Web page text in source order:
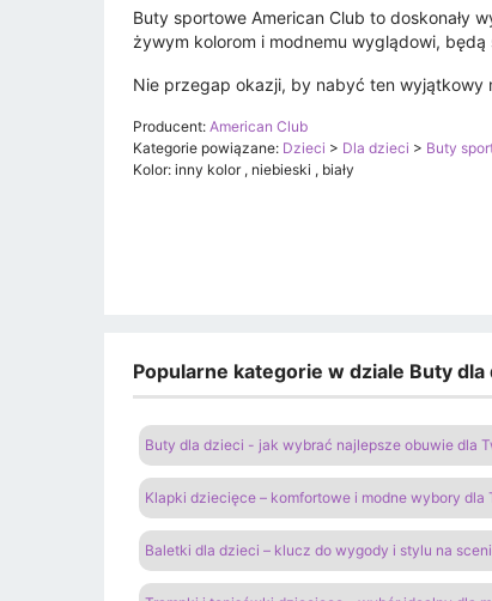
Buty sportowe American Club to doskonały
żywym kolorom i modnemu wyglądowi,
Nie przegap okazji, by nabyć ten wyjątkowy
Producent: American Club
Kategorie powiązane: Dzieci > Dla dzieci > Buty
Kolor: inny kolor , niebieski , biały
Popularne kategorie w dziale Buty
Buty dla dzieci - jak wybrać najlepsze obuwie dla
Klapki dziecięce – komfortowe i modne wybory dla
Baletki dla dzieci – klucz do wygody i stylu na